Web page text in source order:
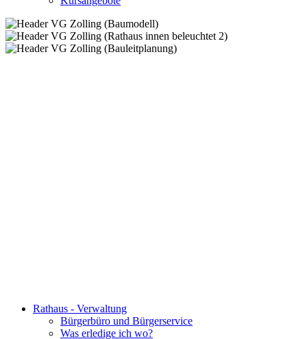
Rathaus - Verwaltung
Bürgerbüro und Bürgerservice
Was erledige ich wo?